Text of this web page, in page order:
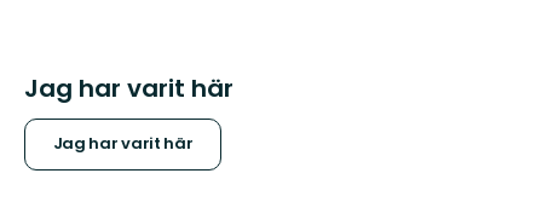
Jag har varit här
Jag har varit här